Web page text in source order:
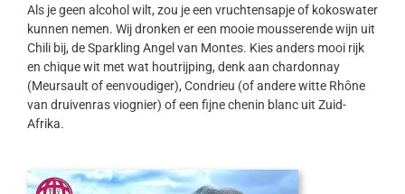
Als je geen alcohol wilt, zou je een vruchtensapje of kokoswater
kunnen nemen. Wij dronken er een mooie mousserende wijn uit
Chili bij, de Sparkling Angel van Montes. Kies anders mooi rijk
en chique wit met wat houtrijping, denk aan chardonnay
(Meursault of eenvoudiger), Condrieu (of andere witte Rhône
van druivenras viognier) of een fijne chenin blanc uit Zuid-
Afrika.